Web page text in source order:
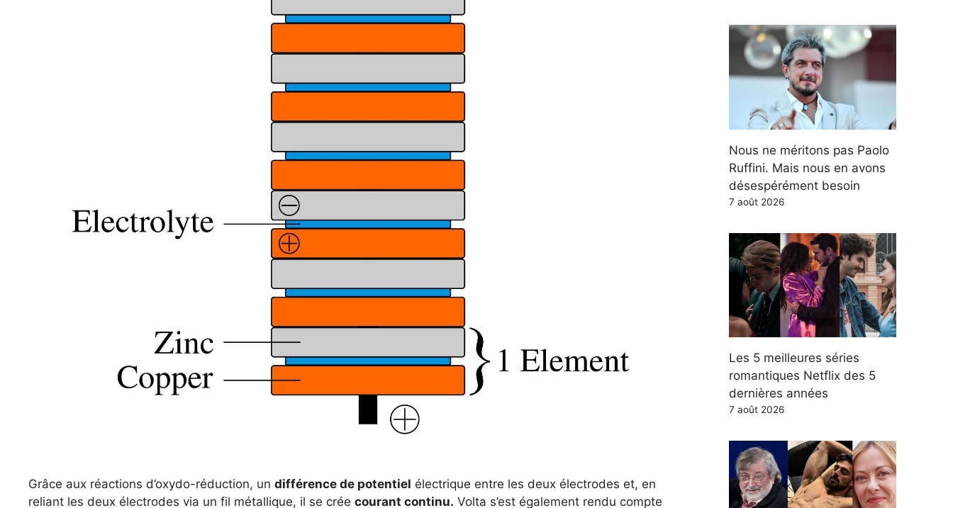
Grâce aux réactions d’oxydo-réduction, un différence de potentiel électrique entre les deux électrodes et, en
reliant les deux électrodes via un fil métallique, il se crée courant continu. Volta s’est également rendu compte
Nous ne méritons pas Paolo
Ruffini. Mais nous en avons
désespérément besoin
7 août 2026
Les 5 meilleures séries
romantiques Netflix des 5
dernières années
7 août 2026